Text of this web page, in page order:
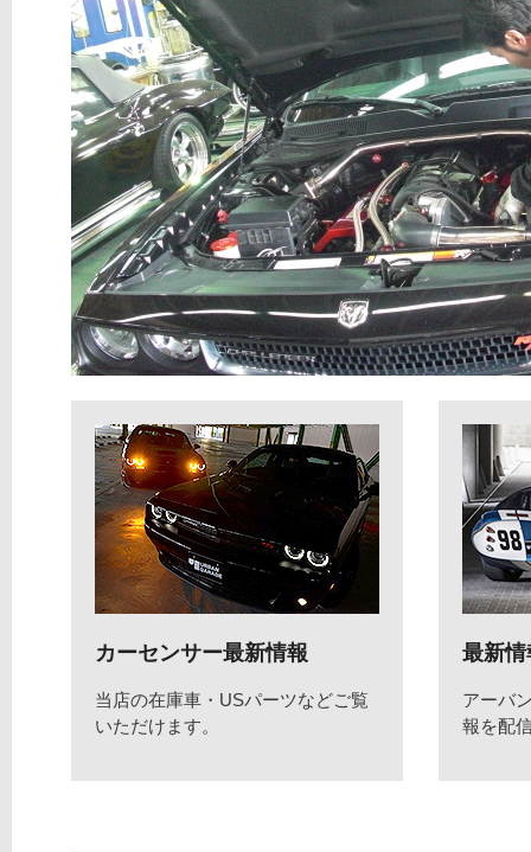
カーセンサー最新情報
当店の在庫車・USパーツなどご覧
いただけます。
最新情
アーバ
報を配